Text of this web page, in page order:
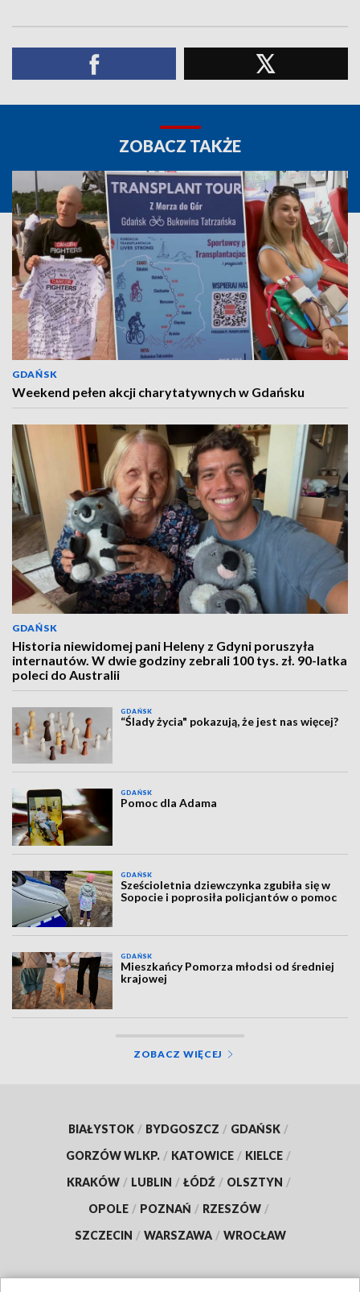
ZOBACZ TAKŻE
GDAŃSK
Weekend pełen akcji charytatywnych w Gdańsku
GDAŃSK
Historia niewidomej pani Heleny z Gdyni poruszyła
internautów. W dwie godziny zebrali 100 tys. zł. 90-latka
poleci do Australii
GDAŃSK
“Ślady życia" pokazują, że jest nas więcej?
GDAŃSK
Pomoc dla Adama
GDAŃSK
Sześcioletnia dziewczynka zgubiła się w
Sopocie i poprosiła policjantów o pomoc
GDAŃSK
Mieszkańcy Pomorza młodsi od średniej
krajowej
ZOBACZ WIĘCEJ
BIAŁYSTOK / BYDGOSZCZ / GDAŃSK /
GORZÓW WLKP. / KATOWICE / KIELCE /
KRAKÓW / LUBLIN / ŁÓDŹ / OLSZTYN /
OPOLE / POZNAŃ / RZESZÓW /
SZCZECIN / WARSZAWA / WROCŁAW